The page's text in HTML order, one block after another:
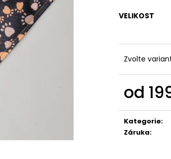
VELIKOST
Zvolte
od
cena:
Kategorie:
Záruka:
OBOJEK S KYTIČKAMI WHITE
Kč